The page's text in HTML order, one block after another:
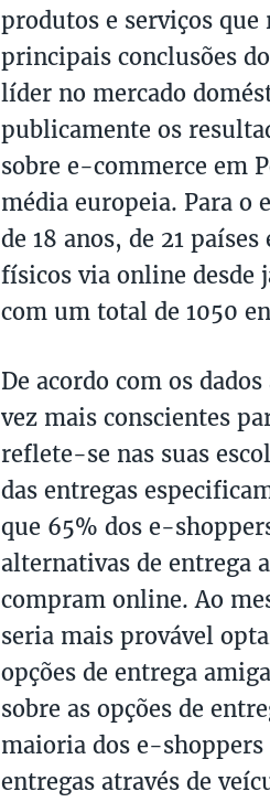
produtos e serviços que
principais conclusões
líder no mercado
publicamente os
sobre e-commerce em
média europeia. Para
de 18 anos, de 21
físicos via online desde
com um total de 1050
De acordo com os
vez mais conscientes
reflete-se nas suas
das entregas
que 65% dos e-
alternativas de entrega
compram online. Ao
seria mais provável
opções de entrega
sobre as opções de
maioria dos e-
entregas através de